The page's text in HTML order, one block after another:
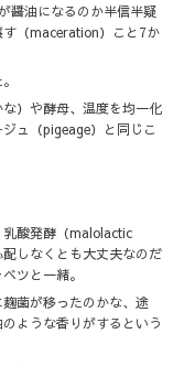
醤油になるのか半信半疑
す（maceration）こと7か
）や酵母、温度を均一化
ュ（pigeage）と同じこ
乳酸発酵（malolactic
しなくとも大丈夫なのだ
ツと一緒。
菌が移ったのかな、途
ような香りがするという